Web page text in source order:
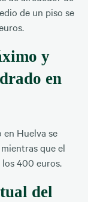
de un piso se
y
en
Huelva se
que el
400 euros.
del